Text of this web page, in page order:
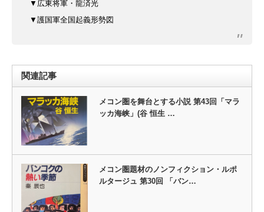
▼広東将軍・龍済光
▼護国軍全国起義形勢図
関連記事
メコン圏を舞台とする小説 第43回「マラ
ッカ海峡」(谷 恒生 …
メコン圏題材のノンフィクション・ルポ
ルタージュ 第30回 「バン…